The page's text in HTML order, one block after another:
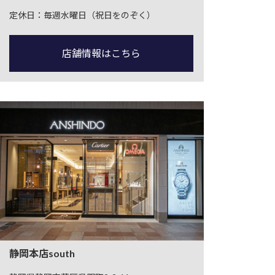
定休日：毎週水曜日（祝日をのぞく）
店舗情報はこちら
静岡本店south